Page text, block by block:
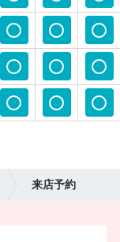
来店予約